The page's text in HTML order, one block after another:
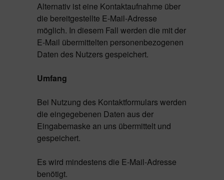
Alternativ ist eine Kontaktaufnahme über
die bereitgestellte E-Mail-Adresse
möglich. In diesem Fall werden die mit der
E-Mail übermittelten personenbezogenen
Daten des Nutzers gespeichert.
Umfang
Bei Nutzung des Kontaktformulars werden
die eingegebenen Daten aus der
Eingabemaske an uns übermittelt und
gespeichert.
Es wird mindestens die E-Mail-Adresse
benötigt.